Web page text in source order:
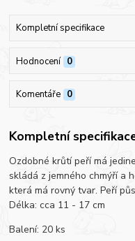
Kompletní specifikace
Hodnocení 0
Komentáře 0
Kompletní
Ozdobné krůtí peří má
skládá z jemného chmýří a
která má rovný tvar. Peří
Délka: cca 11 - 17 cm
Balení: 20 ks